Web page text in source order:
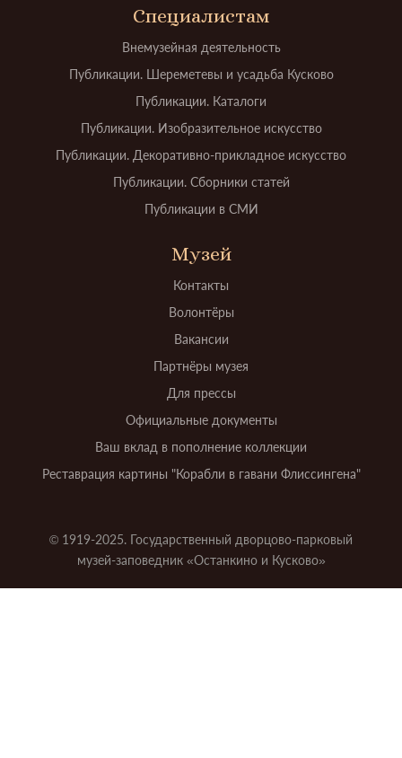
Специалистам
Внемузейная деятельность
Публикации. Шереметевы и усадьба Кусково
Публикации. Каталоги
Публикации. Изобразительное искусство
Публикации. Декоративно-прикладное искусство
Публикации. Сборники статей
Публикации в СМИ
Музей
Контакты
Волонтёры
Вакансии
Партнёры музея
Для прессы
Официальные документы
Ваш вклад в пополнение коллекции
Реставрация картины "Корабли в гавани Флиссингена"
© 1919-2025. Государственный дворцово-парковый
музей-заповедник «Останкино и Кусково»